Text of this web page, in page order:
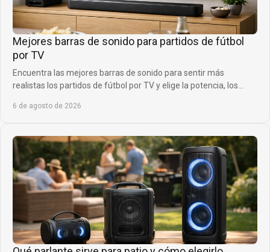
Mejores barras de sonido para partidos de fútbol
por TV
Encuentra las mejores barras de sonido para sentir más
realistas los partidos de fútbol por TV y elige la potencia, los
6 de agosto de 2026